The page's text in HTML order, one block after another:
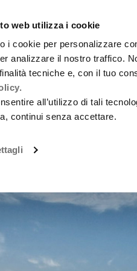
web utilizza i cookie
i cookie per personalizzare
analizzare il nostro traffico.
tecniche e, con il tuo
all’utilizzo di tali
continui senza accettare.
cinema
PRODUZIONE
Location
Casting